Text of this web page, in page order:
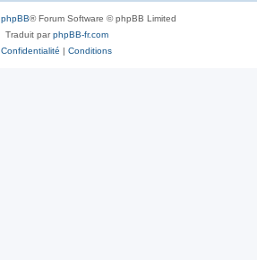
phpBB® Forum Software © phpBB Limited
Traduit parphpBB-fr.com
Confidentialité | Conditions